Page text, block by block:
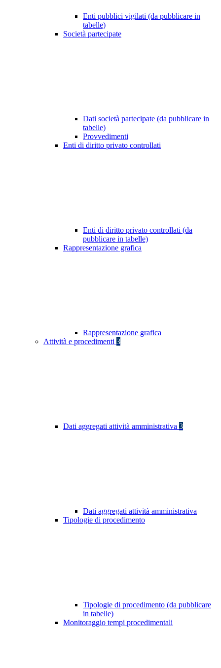
Enti pubblici vigilati (da pubblicare in
tabelle)
Società partecipate
Dati società partecipate (da pubblicare in
tabelle)
Provvedimenti
Enti di diritto privato controllati
Enti di diritto privato controllati (da
pubblicare in tabelle)
Rappresentazione grafica
Rappresentazione grafica
Attività e procedimenti 3
Dati aggregati attività amministrativa 3
Dati aggregati attività amministrativa
Tipologie di procedimento
Tipologie di procedimento (da pubblicare
in tabelle)
Monitoraggio tempi procedimentali